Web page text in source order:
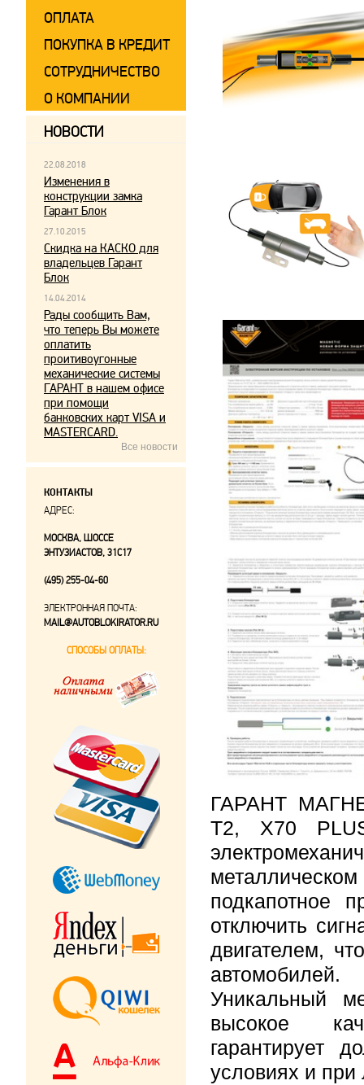
ГАРАНТ
T2, X70
подкапотное
отключить
двигателем,
автомобилей.
Уникальный
высокое
гарантирует
условиях и
ОПЛАТА
ПОКУПКА В КРЕДИТ
СОТРУДНИЧЕСТВО
О КОМПАНИИ
НОВОСТИ
22.08.2018
Изменения в
конструкции замка
Гарант Блок
27.10.2015
Скидка на КАСКО для
владельцев Гарант
Блок
14.04.2014
Рады сообщить Вам,
что теперь Вы можете
оплатить
проитивоугонные
механические системы
ГАРАНТ в нашем офисе
при помощи
банковских карт VISA и
MASTERCARD.
Все новости
КОНТАКТЫ
АДРЕС:
МОСКВА, ШОССЕ
ЭНТУЗИАСТОВ, 31С17
(495) 255-04-60
ЭЛЕКТРОННАЯ ПОЧТА:
MAIL@AUTOBLOKIRATOR.RU
СПОСОБЫ ОПЛАТЫ: